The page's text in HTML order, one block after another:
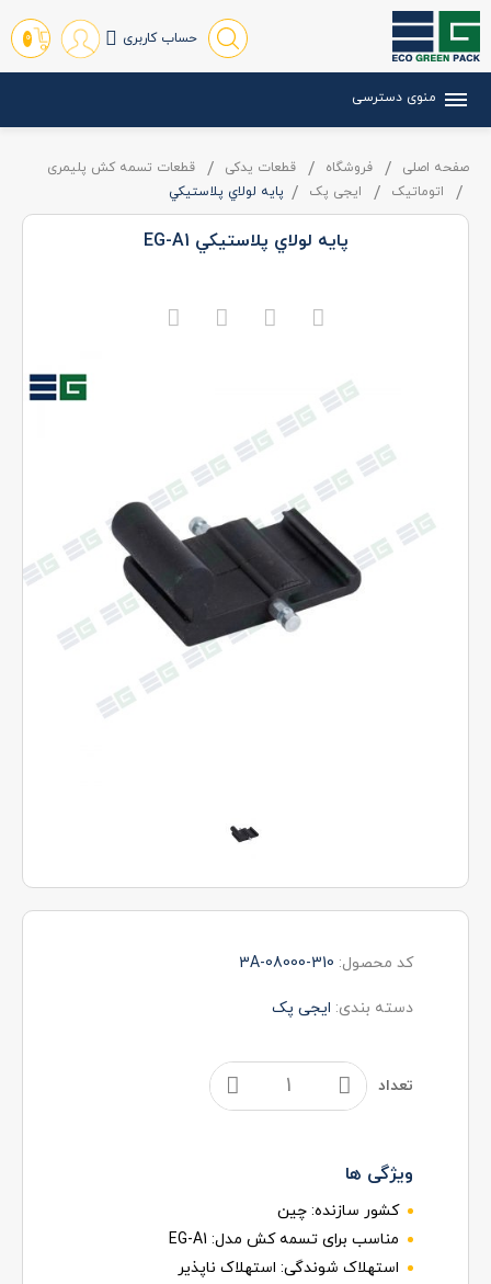
حساب کاربری 0
منوی دسترسی
صفحه اصلی فروشگاه قطعات یدکی
قطعات تسمه کش پلیمری
اتوماتیک
ایجی پک پايه لولاي پلاستيکي
پايه لولاي پلاستيکي EG-A1
کد محصول: 3A-08000-310
دسته بندی: ایجی پک
تعداد
ویژگی ها
کشور سازنده: چین
مناسب برای تسمه کش مدل: EG-A1
استهلاک شوندگی: استهلاک ناپذیر